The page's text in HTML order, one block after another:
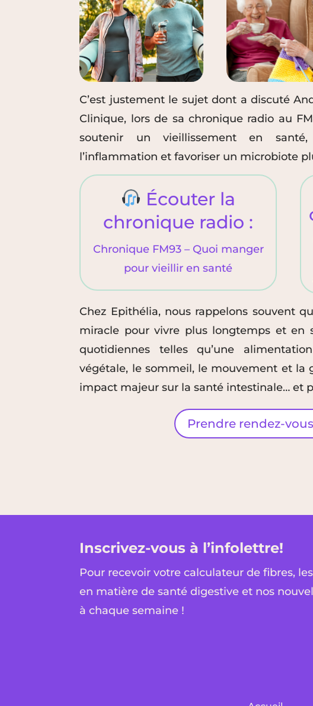
C’est justement le sujet dont a discuté
Clinique, lors de sa chronique radio au
soutenir un vieillissement en
l’inflammation et favoriser un microbiote
Écouter la
chronique radio :
Chronique FM93 – Quoi manger
pour vieillir en santé
Chez Epithélia, nous rappelons souvent
miracle pour vivre plus longtemps et en
quotidiennes telles qu’une
végétale, le sommeil, le mouvement et la
impact majeur sur la santé intestinale… et
Prendre rendez-
Inscrivez-vous à l’infolettre!
Pour recevoir votre calculateur de fibres,
en matière de santé digestive et nos
à chaque semaine !